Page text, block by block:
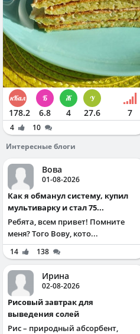
178.2 6.8 4 27.6 7
4
10
Интересные блоги
Вова
01-08-2026
Как я обманул систему, купил
мультиварку и стал 75...
Ребята, всем привет! Помните
меня? Того Вову, кото...
14 138
Ирина
02-08-2026
Рисовый завтрак для
выведения солей
Рис – природный абсорбент,